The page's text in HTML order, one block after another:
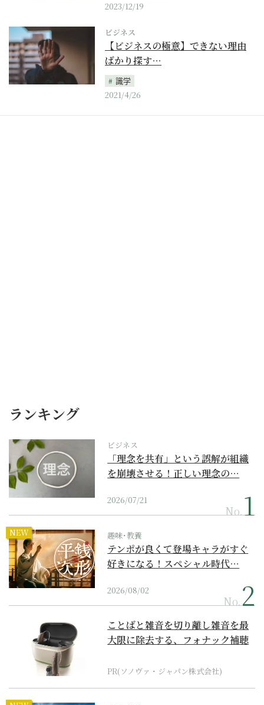
2023/12/19
ビジネス
【ビジネスの極意】できない理由
ばかり探す…
識学
2021/4/26
ランキング
ビジネス
「理念を共有」という誤解が組織
を崩壊させる！正しい理念の…
2026/07/21
No.
NEW 趣味･教養
テンポが良くて登場キャラがすぐ
好きになる！スペシャル時代…
2026/08/02
No.
ことばと雑音を切り離し雑音を最
大限に除去する、フォナック補聴
PR(ソノヴァ・ジャパン株式会社)